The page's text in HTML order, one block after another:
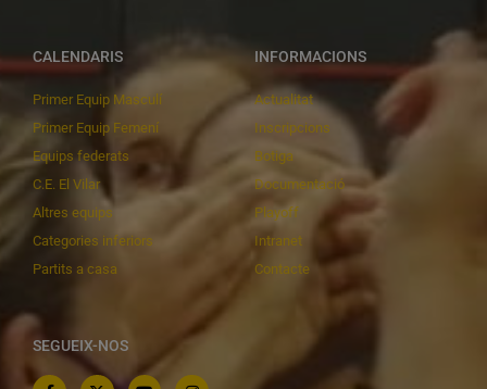
CALENDARIS
Primer Equip Masculí
Primer Equip Femení
Equips federats
C.E. El Vilar
Altres equips
Categories inferiors
Partits a casa
INFORMACIONS
Actualitat
Inscripcions
Botiga
Documentació
Playoff
Intranet
Contacte
SEGUEIX-NOS